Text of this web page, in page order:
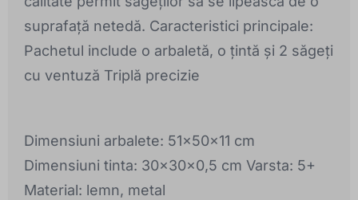
suprafață netedă. Caracteristici principale:
Pachetul include o arbaletă, o țintă și 2 săgeți
cu ventuză Triplă precizie
Dimensiuni arbalete: 51x50x11 cm
Dimensiuni tinta: 30x30x0,5 cm Varsta: 5+
Material: lemn, metal